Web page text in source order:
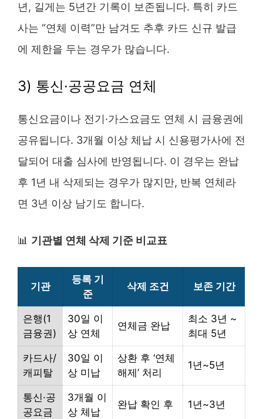
년, 길게는 5년간 기록이 보존됩니다. 특히 카드
사는 “연체 이력”만 남겨도 추후 카드 신규 발급
에 제한을 두는 경우가 많습니다.
3) 통신·공공요금 연체
통신요금이나 전기·가스요금도 연체 시 금융권에
공유됩니다. 3개월 이상 체납 시 신용평가사에 전
달되어 대출 심사에 반영됩니다. 이 경우는 완납
후 1년 내 삭제되는 경우가 많지만, 반복 연체라
면 3년 이상 남기도 합니다.
📊 기관별 연체 삭제 기준 비교표
기관
등록 기
준
삭제 조건 보존 기간
은행(1
금융권)
30일 이
상 연체
연체금 완납
최소 3년 ~
최대 5년
카드사/
캐피탈
30일 이
상 미납
상환 후 ‘연체
해제’ 처리
1년~5년
통신·공
공요금
3개월 이
상 체납
완납 확인 후 1년~3년